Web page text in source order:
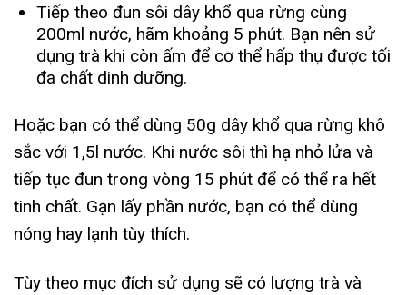
Tiếp theo đun sôi dây khổ qua rừng cùng
200ml nước, hãm khoảng 5 phút. Bạn nên sử
dụng trà khi còn ấm để cơ thể hấp thụ được tối
đa chất dinh dưỡng.
Hoặc bạn có thể dùng 50g dây khổ qua rừng khô
sắc với 1,5l nước. Khi nước sôi thì hạ nhỏ lửa và
tiếp tục đun trong vòng 15 phút để có thể ra hết
tinh chất. Gạn lấy phần nước, bạn có thể dùng
nóng hay lạnh tùy thích.
Tùy theo mục đích sử dụng sẽ có lượng trà và